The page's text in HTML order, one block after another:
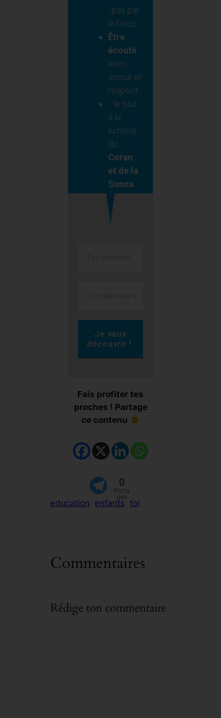
, pas par
la force.
Être
écouté
avec
amour et
respect.
…le tout
à la
lumière
du
Coran
et de la
Sunna
Je veux
découvrir !
Fais profiter tes
proches ! Partage
ce contenu
0
Parta
ges
education enfants foi
Commentaires
Rédige ton commentaire